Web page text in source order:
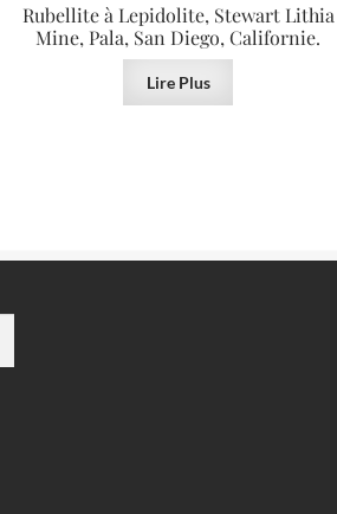
Rubellite à Lepidolite, Stewart Lithia
Mine, Pala, San Diego, Californie.
Lire Plus